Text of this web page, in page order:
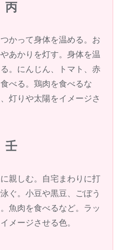
丙
かって身体を温める。お
あかりを灯す。身体を温
。にんじん、トマト、赤
べる。鶏肉を食べるな
灯りや太陽をイメージさ
壬
親しむ。自宅まわりに打
ぐ。小豆や黒豆、ごぼう
魚肉を食べるなど。ラッ
メージさせる色。